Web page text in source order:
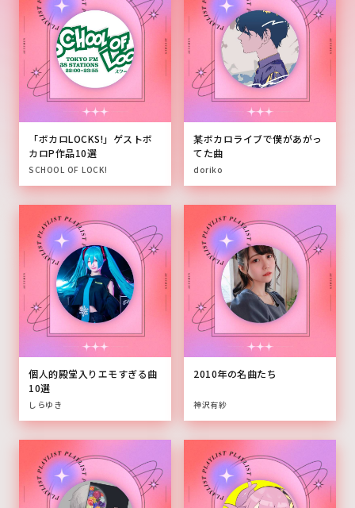
「ボカロLOCKS!」ゲストボ
カロP作品10選
SCHOOL OF LOCK!
某ボカロライブで僕があがっ
てた曲
doriko
個人的殿堂入りエモすぎる曲
10選
しらゆき
2010年の名曲たち
神沢有紗